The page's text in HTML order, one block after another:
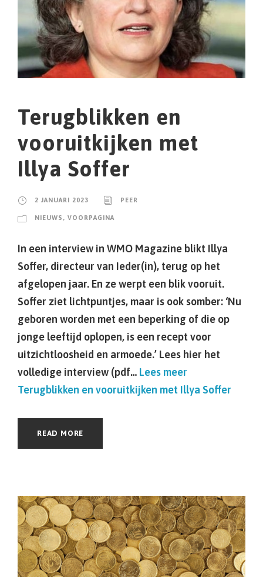
Terugblikken en
vooruitkijken met
Illya Soffer
2 JANUARI 2023 PEER
NIEUWS , VOORPAGINA
In een interview in WMO Magazine blikt Illya
Soffer, directeur van Ieder(in), terug op het
afgelopen jaar. En ze werpt een blik vooruit.
Soffer ziet lichtpuntjes, maar is ook somber: ‘Nu
geboren worden met een beperking of die op
jonge leeftijd oplopen, is een recept voor
uitzichtloosheid en armoede.’ Lees hier het
volledige interview (pdf… Lees meer
Terugblikken en vooruitkijken met Illya Soffer
READ MORE